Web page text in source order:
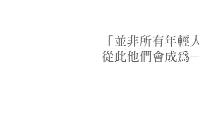
「並非所有年
從此他們會成為